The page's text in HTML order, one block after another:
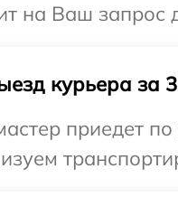
на Ваш запрос
курьера за
приедет по